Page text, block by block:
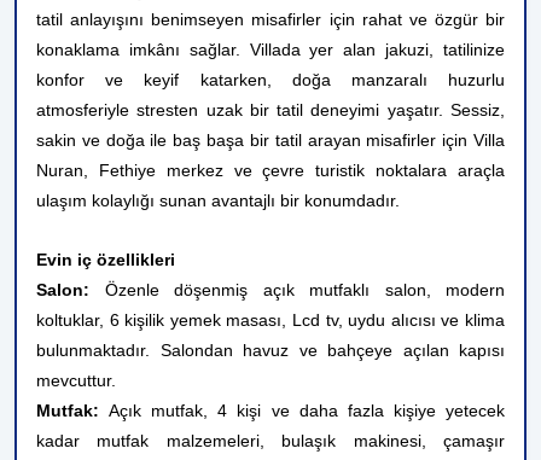
tatil anlayışını benimseyen misafirler için rahat ve özgür bir
konaklama imkânı sağlar. Villada yer alan jakuzi, tatilinize
konfor ve keyif katarken, doğa manzaralı huzurlu
atmosferiyle stresten uzak bir tatil deneyimi yaşatır. Sessiz,
sakin ve doğa ile baş başa bir tatil arayan misafirler için Villa
Nuran, Fethiye merkez ve çevre turistik noktalara araçla
ulaşım kolaylığı sunan avantajlı bir konumdadır.
Evin iç özellikleri
Salon: Özenle döşenmiş açık mutfaklı salon, modern
koltuklar, 6 kişilik yemek masası, Lcd tv, uydu alıcısı ve klima
bulunmaktadır. Salondan havuz ve bahçeye açılan kapısı
mevcuttur.
Mutfak:Açık mutfak, 4 kişi ve daha fazla kişiye yetecek
kadar mutfak malzemeleri, bulaşık makinesi, çamaşır